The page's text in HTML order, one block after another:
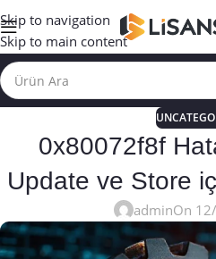
Skip to navigation
Skip to main content
0x80072f8f
Update ve Store
adminOn